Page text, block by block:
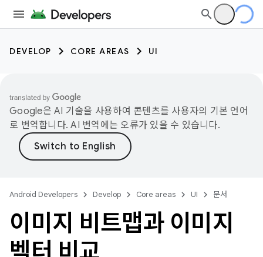
DEVELOP CORE AREAS UI
Google은 AI 기술을 사용하여 콘텐츠를 사용자의 기본 언어
로 번역합니다. AI 번역에는 오류가 있을 수 있습니다.
Android Developers Develop Core areas UI 문서
이미지 비트맵과 이미지
벡터 비교